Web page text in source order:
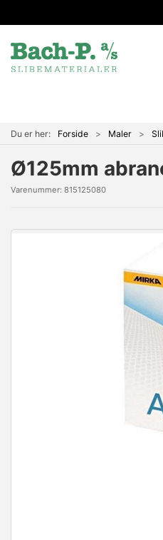
Du er her: Forside Maler
Ø125mm
Varenummer: 815125080